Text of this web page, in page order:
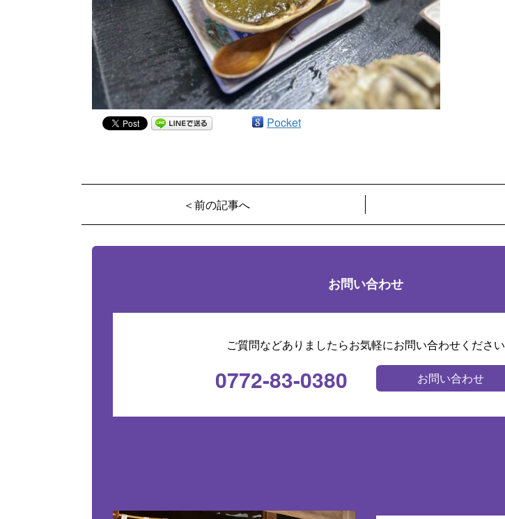
Pocket
＜前の記事へ
お問い合わせ
ご質問などありましたらお気軽にお問い合わせください
0772-83-0380 お問い合わせ